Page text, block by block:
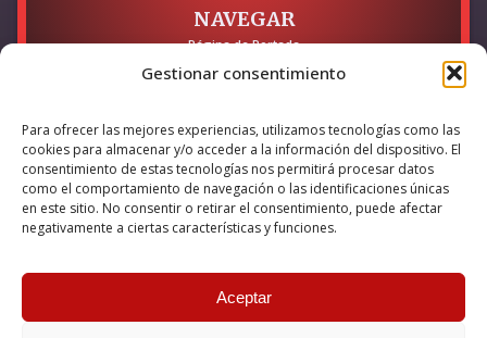
Gestionar consentimiento
Para ofrecer las mejores experiencias, utilizamos tecnologías como las
cookies para almacenar y/o acceder a la información del dispositivo. El
consentimiento de estas tecnologías nos permitirá procesar datos
como el comportamiento de navegación o las identificaciones únicas
en este sitio. No consentir o retirar el consentimiento, puede afectar
negativamente a ciertas características y funciones.
Aceptar
NAVEGAR
Página de Portada
LEGAL
Política de Privacidad
Política de Cookies
Accesibilidad
Esta empresa ha sido beneficiaria del bono Kit Digital y lo ha
internet, financiado por la Unión Europea – NextGeneration EU